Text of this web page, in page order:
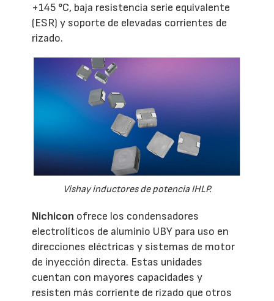
+145 °C, baja resistencia serie equivalente
(ESR) y soporte de elevadas corrientes de
rizado.
Vishay inductores de potencia IHLP.
Nichicon ofrece los condensadores
electrolíticos de aluminio UBY para uso en
direcciones eléctricas y sistemas de motor
de inyección directa. Estas unidades
cuentan con mayores capacidades y
resisten más corriente de rizado que otros